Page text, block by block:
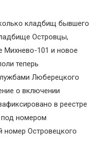
кладбищ бывшего
Островцы,
101 и новое
теперь
Люберецкого
о включении
в реестре
номером
номер Островецкого